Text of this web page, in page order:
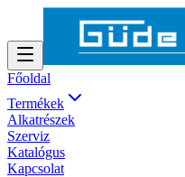
Főoldal
Termékek
Alkatrészek
Szerviz
Katalógus
Kapcsolat